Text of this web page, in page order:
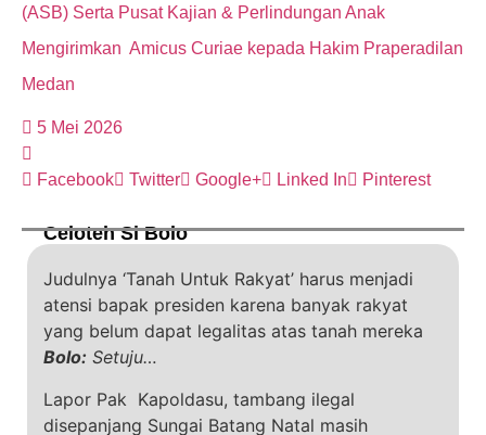
(ASB) Serta Pusat Kajian & Perlindungan Anak
Mengirimkan Amicus Curiae kepada Hakim Praperadilan
Medan
5 Mei 2026
Facebook Twitter Google+ Linked In Pinterest
Celoteh Si Bolo
Judulnya ‘Tanah Untuk Rakyat’ harus menjadi
atensi bapak presiden karena banyak rakyat
yang belum dapat legalitas atas tanah mereka
Bolo: Setuju…
Lapor Pak Kapoldasu, tambang ilegal
disepanjang Sungai Batang Natal masih